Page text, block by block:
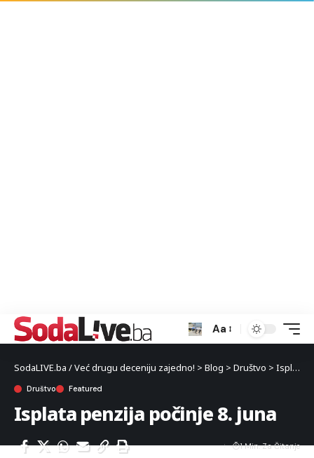
Aa
SodaLIVE.ba / Već drugu deceniju zajedno! > Blog > Društvo > Isplata penzija počinje 8. juna
Društvo Featured
Isplata penzija počinje 8. juna
1 Min. Za Čitanje